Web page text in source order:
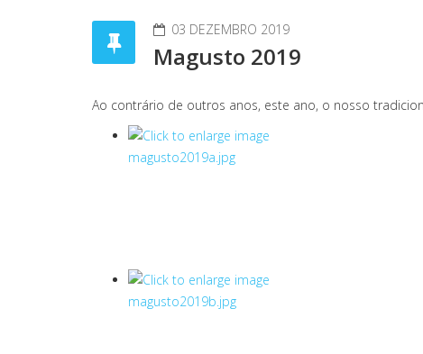
03 DEZEMBRO 2019
Magusto 2019
Ao contrário de outros anos, este ano, o nosso